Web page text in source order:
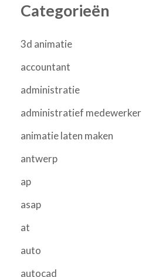
Categorieën
3d animatie
accountant
administratie
administratief medewerker
animatie laten maken
antwerp
ap
asap
at
auto
autocad